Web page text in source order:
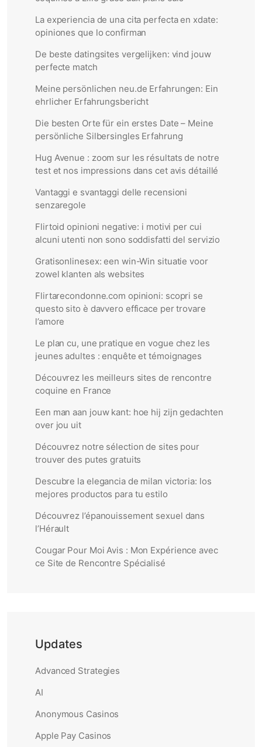
La experiencia de una cita perfecta en xdate:
opiniones que lo confirman
De beste datingsites vergelijken: vind jouw
perfecte match
Meine persönlichen neu.de Erfahrungen: Ein
ehrlicher Erfahrungsbericht
Die besten Orte für ein erstes Date – Meine
persönliche Silbersingles Erfahrung
Hug Avenue : zoom sur les résultats de notre
test et nos impressions dans cet avis détaillé
Vantaggi e svantaggi delle recensioni
senzaregole
Flirtoid opinioni negative: i motivi per cui
alcuni utenti non sono soddisfatti del servizio
Gratisonlinesex: een win-Win situatie voor
zowel klanten als websites
Flirtarecondonne.com opinioni: scopri se
questo sito è davvero efficace per trovare
l’amore
Le plan cu, une pratique en vogue chez les
jeunes adultes : enquête et témoignages
Découvrez les meilleurs sites de rencontre
coquine en France
Een man aan jouw kant: hoe hij zijn gedachten
over jou uit
Découvrez notre sélection de sites pour
trouver des putes gratuits
Descubre la elegancia de milan victoria: los
mejores productos para tu estilo
Découvrez l’épanouissement sexuel dans
l’Hérault
Cougar Pour Moi Avis : Mon Expérience avec
ce Site de Rencontre Spécialisé
Updates
Advanced Strategies
AI
Anonymous Casinos
Apple Pay Casinos